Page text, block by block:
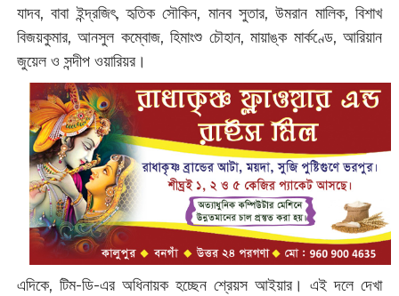
যাদব, বাবা ইন্দ্রজিৎ, হৃতিক সৌকিন, মানব সুতার, উমরান মালিক, বিশাখ
বিজয়কুমার, আনসুল কম্বোজ, হিমাংশু চৌহান, মায়াঙ্ক মার্কণ্ডে, আরিয়ান
জুয়েল ও সন্দীপ ওয়ারিয়র।
এদিকে, টিম-ডি-এর অধিনায়ক হচ্ছেন শ্রেয়স আইয়ার। এই দলে দেখা